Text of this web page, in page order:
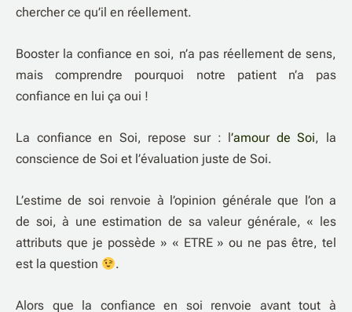
chercher ce qu’il en réellement.
Booster la confiance en soi, n’a pas réellement de sens,
mais comprendre pourquoi notre patient n’a pas
confiance en lui ça oui !
La confiance en Soi, repose sur : l’amour de Soi, la
conscience de Soi et l’évaluation juste de Soi.
L’estime de soi renvoie à l’opinion générale que l’on a
de soi, à une estimation de sa valeur générale, « les
attributs que je possède » « ETRE » ou ne pas être, tel
est la question
.
Alors que la confiance en soi renvoie avant tout à